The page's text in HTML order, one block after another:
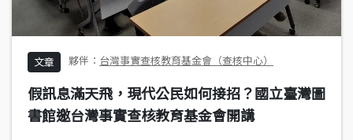
文章 台灣事實查核教育基金會（查核中心）
假訊息滿天飛，現代公民如何接招？國立臺灣圖
書館邀台灣事實查核教育基金會開講